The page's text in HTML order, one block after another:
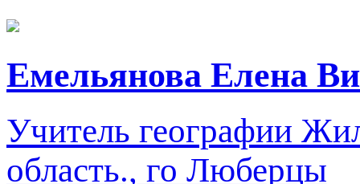
Емельянова Елена
Учитель географии
область., го Люберцы